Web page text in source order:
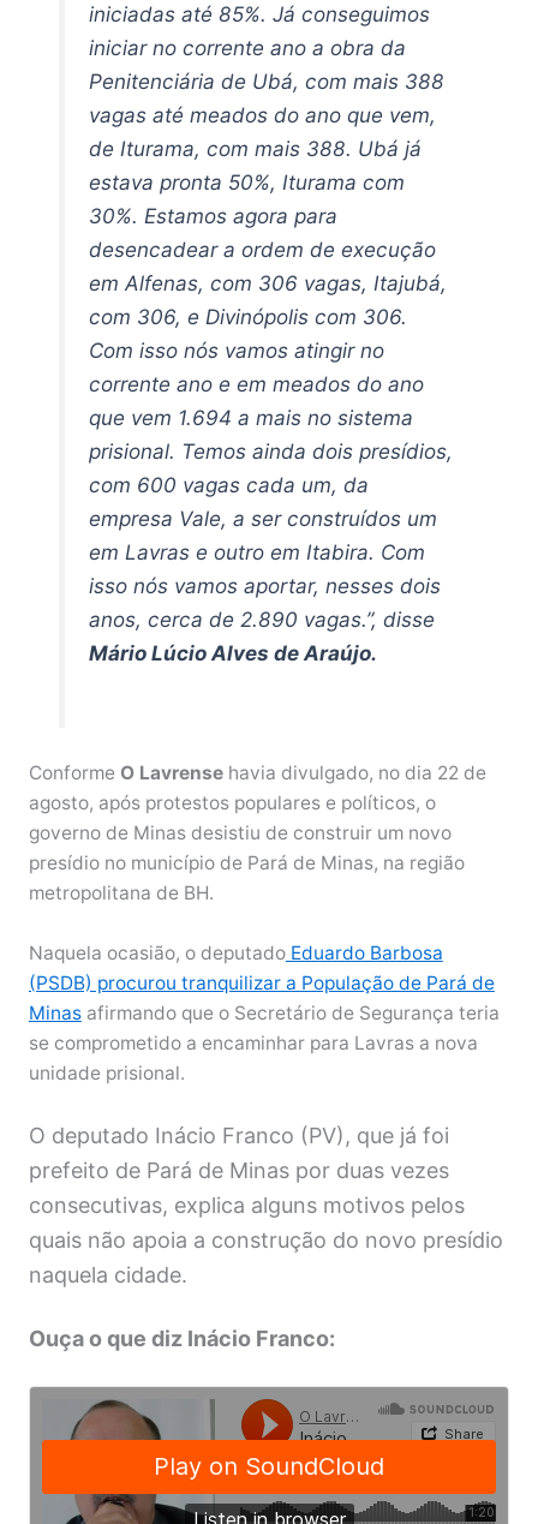
iniciadas até 85%. Já conseguimos
iniciar no corrente ano a obra da
Penitenciária de Ubá, com mais 388
vagas até meados do ano que vem,
de Iturama, com mais 388. Ubá já
estava pronta 50%, Iturama com
30%. Estamos agora para
desencadear a ordem de execução
em Alfenas, com 306 vagas, Itajubá,
com 306, e Divinópolis com 306.
Com isso nós vamos atingir no
corrente ano e em meados do ano
que vem 1.694 a mais no sistema
prisional. Temos ainda dois presídios,
com 600 vagas cada um, da
empresa Vale, a ser construídos um
em Lavras e outro em Itabira. Com
isso nós vamos aportar, nesses dois
anos, cerca de 2.890 vagas.”, disse
Mário Lúcio Alves de Araújo.
Conforme O Lavrensehavia divulgado, no dia 22 de
agosto, após protestos populares e políticos, o
governo de Minas desistiu de construir um novo
presídio no município de Pará de Minas, na região
metropolitana de BH.
Naquela ocasião, o deputadoEduardo Barbosa
(PSDB) procurou tranquilizar a População de Pará de
Minasafirmando que o Secretário de Segurança teria
se comprometido a encaminhar para Lavras a nova
unidade prisional.
O deputado Inácio Franco (PV), que já foi
prefeito de Pará de Minas por duas vezes
consecutivas, explica alguns motivos pelos
quais não apoia a construção do novo presídio
naquela cidade.
Ouça o que diz Inácio Franco: